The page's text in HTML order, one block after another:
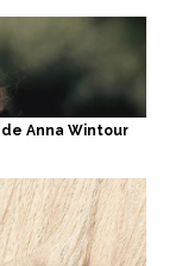
Anna Wintour